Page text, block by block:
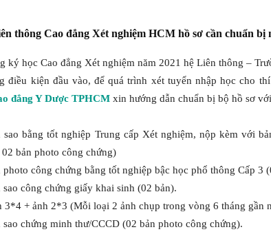
thông Cao đẳng Xét nghiệm HCM hồ sơ cần chuẩn bị
ký học Cao đẳng Xét nghiệm năm 2021 hệ Liên thông –
điều kiện đầu vào, để quá trình xét tuyển nhập học cho
đẳng Y Dược TPHCM xin hướng dẫn chuẩn bị bộ hồ sơ
sao bằng tốt nghiệp Trung cấp Xét nghiệm, nộp kèm với
bản photo công chứng)
photo công chứng bằng tốt nghiệp bậc học phổ thông Cấp 3
sao công chứng giấy khai sinh (02 bản).
3*4 + ảnh 2*3 (Mỗi loại 2 ảnh chụp trong vòng 6 tháng gần
sao chứng minh thư/CCCD (02 bản photo công chứng).